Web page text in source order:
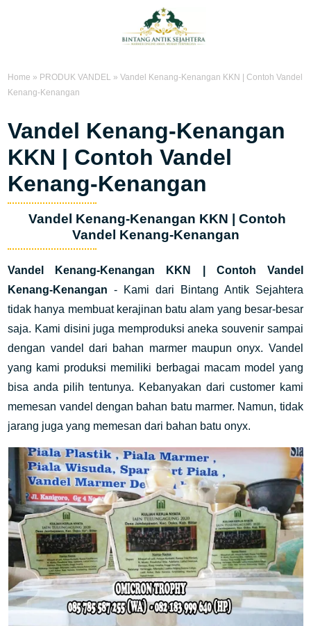
Home » PRODUK VANDEL »Vandel Kenang-Kenangan KKN | Contoh Vandel
Kenang-Kenangan
Vandel Kenang-Kenangan
KKN | Contoh Vandel
Kenang-Kenangan
Vandel Kenang-Kenangan KKN | Contoh
Vandel Kenang-Kenangan
Vandel Kenang-Kenangan KKN | Contoh Vandel
Kenang-Kenangan - Kami dari Bintang Antik Sejahtera
tidak hanya membuat kerajinan batu alam yang besar-besar
saja. Kami disini juga memproduksi aneka souvenir sampai
dengan vandel dari bahan marmer maupun onyx. Vandel
yang kami produksi memiliki berbagai macam model yang
bisa anda pilih tentunya. Kebanyakan dari customer kami
memesan vandel dengan bahan batu marmer. Namun, tidak
jarang juga yang memesan dari bahan batu onyx.